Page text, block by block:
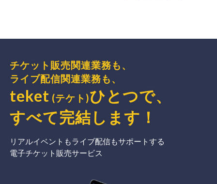
チケット販売関連業務も、
ライブ配信関連業務も、
teket (テケト)ひとつで、
すべて完結 します ！
リアルイベントもライブ配信もサポートする
電子チケット販売サービス